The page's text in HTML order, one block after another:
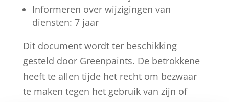
Informeren over wijzigingen van
diensten: 7 jaar
Dit document wordt ter beschikking
gesteld door Greenpaints. De betrokkene
heeft te allen tijde het recht om bezwaar
te maken tegen het gebruik van zijn of